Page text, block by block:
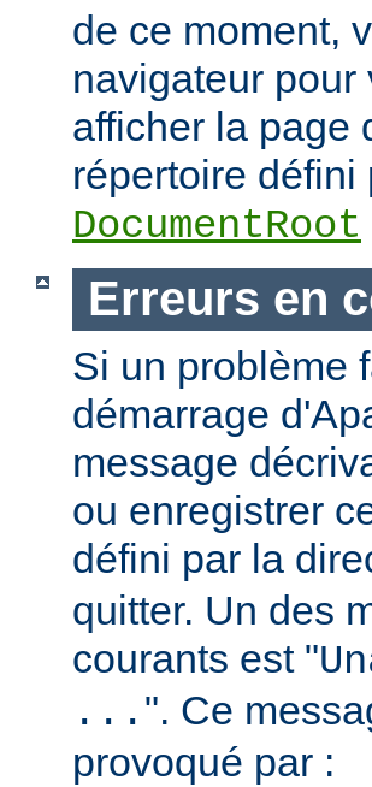
de ce moment,
navigateur pour
afficher la page
répertoire
DocumentRoot
Erreurs en
Si un problème
démarrage
message
ou enregistrer
défini par la
quitter. Un des
courants est "
... ". Ce
provoqué par :